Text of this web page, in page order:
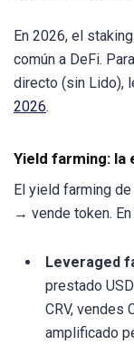
En 2026, el
común a DeFi.
directo (sin Lido),
2026.
Yield farming:
El yield farming
→ vende token.
Leveraged
prestado
CRV, vendes
amplificado